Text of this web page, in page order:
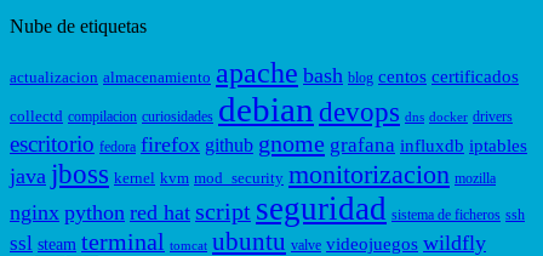
Nube de etiquetas
actualizacion almacenamiento apache bash blog centos certificados
collectd compilacion curiosidades debian devops dns docker drivers
escritorio fedora firefox github gnome grafana influxdb iptables
java jboss kernel kvm mod_security monitorizacion mozilla
nginx python red hat script seguridad sistema de ficheros ssh
ssl steam terminal tomcat ubuntu valve videojuegos wildfly